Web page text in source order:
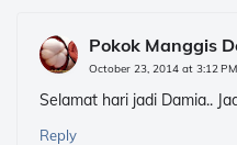
Pokok Manggis
October 23, 2014 at 3:12 PM
Selamat hari jadi Damia..
Reply